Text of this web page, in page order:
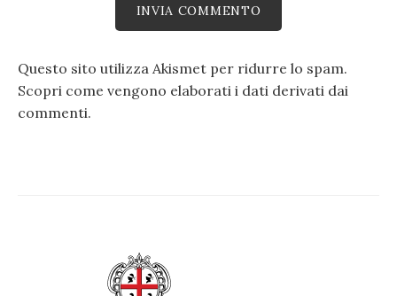
Questo sito utilizza Akismet per ridurre lo spam.
Scopri come vengono elaborati i dati derivati dai
commenti.